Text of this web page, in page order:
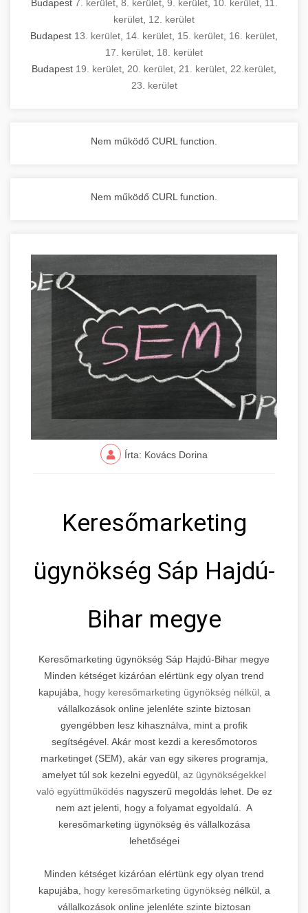
Budapest 7. kerület, 8. kerület, 9. kerület, 10. kerület, 11.
kerület 12. kerület
Budapest 13. kerület 14. kerület 15. kerület 16. kerület
17. kerület 18. kerület
Budapest 19. kerület 20. kerület 21. kerület 22.kerület
23. kerület
Nem működő CURL function.
Nem működő CURL function.
Írta: Kovács Dorina
Keresőmarketing
ügynökség Sáp Hajdú-
Bihar megye
Keresőmarketing ügynökség Sáp Hajdú-Bihar megye
Minden kétséget kizáróan elértünk egy olyan trend
kapujába, hogy keresőmarketing ügynökség nélkül, a
vállalkozások online jelenléte szinte biztosan
gyengébben lesz kihasználva, mint a profik
segítségével. Akár most kezdi a keresőmotoros
marketinget (SEM), akár van egy sikeres programja,
amelyet túl sok kezelni egyedül, az ügynökségekkel
való együttműködésnagyszerű megoldás lehet. De ez
nem azt jelenti, hogy a folyamat egyoldalú. A
keresőmarketing ügynökség és vállalkozása
lehetőségei
Minden kétséget kizáróan elértünk egy olyan trend
kapujába, hogy keresőmarketing ügynökség nélkül, a
vállalkozások online jelenléte szinte biztosan